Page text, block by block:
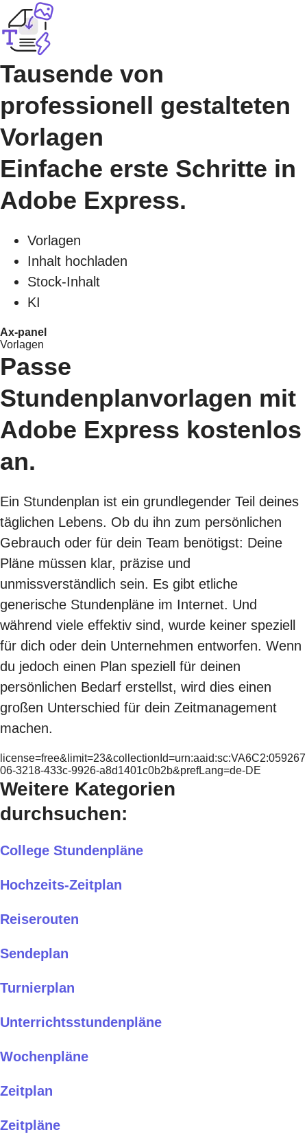
Tausende von
professionell gestalteten
Vorlagen
Einfache erste Schritte in
Adobe Express.
Vorlagen
Inhalt hochladen
Stock-Inhalt
KI
Ax-panel
Vorlagen
Passe
Stundenplanvorlagen mit
Adobe Express kostenlos
an.
Ein Stundenplan ist ein grundlegender Teil deines
täglichen Lebens. Ob du ihn zum persönlichen
Gebrauch oder für dein Team benötigst: Deine
Pläne müssen klar, präzise und
unmissverständlich sein. Es gibt etliche
generische Stundenpläne im Internet. Und
während viele effektiv sind, wurde keiner speziell
für dich oder dein Unternehmen entworfen. Wenn
du jedoch einen Plan speziell für deinen
persönlichen Bedarf erstellst, wird dies einen
großen Unterschied für dein Zeitmanagement
machen.
license=free&limit=23&collectionId=urn:aaid:sc:VA6C2:059267
06-3218-433c-9926-a8d1401c0b2b&prefLang=de-DE
Weitere Kategorien
durchsuchen:
College Stundenpläne
Hochzeits-Zeitplan
Reiserouten
Sendeplan
Turnierplan
Unterrichtsstundenpläne
Wochenpläne
Zeitplan
Zeitpläne